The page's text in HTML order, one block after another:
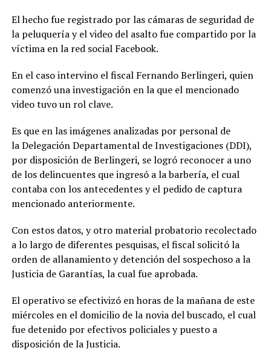
El hecho fue registrado por las cámaras de seguridad de
la peluquería y el video del asalto fue compartido por la
víctima en la red social Facebook.
En el caso intervino el fiscal Fernando Berlingeri, quien
comenzó una investigación en la que el mencionado
video tuvo un rol clave.
Es que en las imágenes analizadas por personal de
la Delegación Departamental de Investigaciones (DDI),
por disposición de Berlingeri, se logró reconocer a uno
de los delincuentes que ingresó a la barbería, el cual
contaba con los antecedentes y el pedido de captura
mencionado anteriormente.
Con estos datos, y otro material probatorio recolectado
a lo largo de diferentes pesquisas, el fiscal solicitó la
orden de allanamiento y detención del sospechoso a la
Justicia de Garantías, la cual fue aprobada.
El operativo se efectivizó en horas de la mañana de este
miércoles en el domicilio de la novia del buscado, el cual
fue detenido por efectivos policiales y puesto a
disposición de la Justicia.